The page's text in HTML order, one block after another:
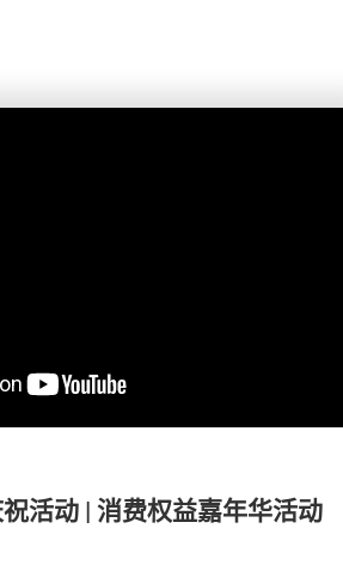
祝活动 | 消费权益嘉年华活动